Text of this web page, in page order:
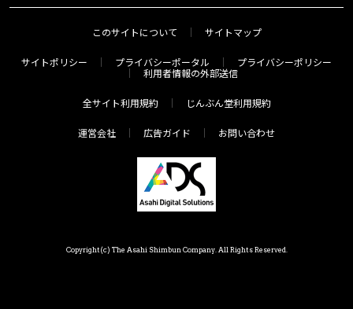
このサイトについて サイトマップ
サイトポリシー プライバシーポータル
プライバシーポリシー
利用者情報の外部送信
全サイト利用規約 じんぶん堂利用規約
運営会社 広告ガイド お問い合わせ
Copyright(c) The Asahi Shimbun Company. All Rights Reserved.